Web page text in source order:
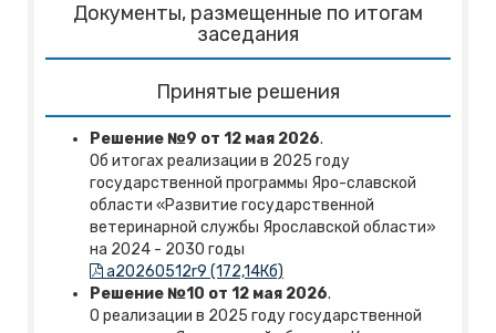
Документы, размещенные по итогам
заседания
Принятые решения
Решение №9 от 12 мая 2026.
Об итогах реализации в 2025 году
государственной программы Яро-славской
области «Развитие государственной
ветеринарной службы Ярославской области»
на 2024 - 2030 годы
a20260512r9 (172,14Кб)
Решение №10 от 12 мая 2026.
О реализации в 2025 году государственной